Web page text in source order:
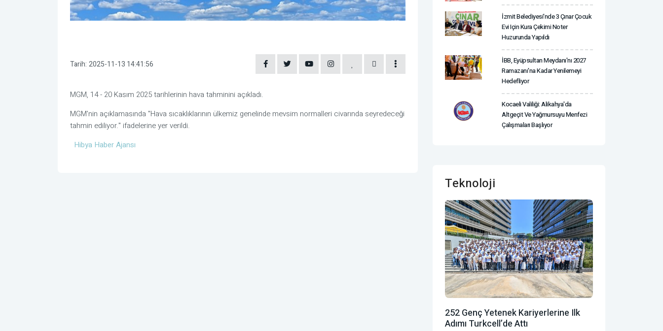
Tarih: 2025-11-13 14:41:56
MGM, 14 - 20 Kasım 2025 tarihlerinin hava tahminini açıkladı.
MGM'nin açıklamasında "Hava sıcaklıklarının ülkemiz genelinde mevsim normalleri civarında seyredeceği
tahmin ediliyor." ifadelerine yer verildi.
Hibya Haber Ajansı
İzmit Belediyesi'nde 3 Çınar Çocuk
Evi Için Kura Çekimi Noter
Huzurunda Yapıldı
İBB, Eyüpsultan Meydanı'nı 2027
Ramazanı'na Kadar Yenilemeyi
Hedefliyor
Kocaeli Valiliği: Alikahya'da
Altgeçit Ve Yağmursuyu Menfezi
Çalışmaları Başlıyor
Teknoloji
252 Genç Yetenek Kariyerlerine Ilk
Adımı Turkcell’de Attı